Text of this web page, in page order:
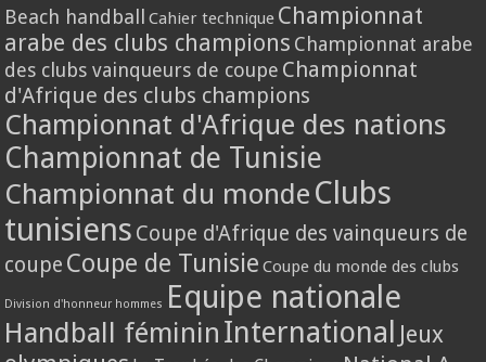
Beach handball Cahier technique Championnat
arabe des clubs champions Championnat arabe
des clubs vainqueurs de coupe Championnat
d'Afrique des clubs champions
Championnat d'Afrique des nations
Championnat de Tunisie
Championnat du monde Clubs
tunisiens Coupe d'Afrique des vainqueurs de
coupe Coupe de Tunisie Coupe du monde des clubs
Division d'honneur hommes Equipe nationale
Handball féminin International Jeux